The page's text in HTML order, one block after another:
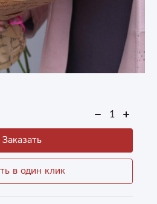
Заказать
в один клик